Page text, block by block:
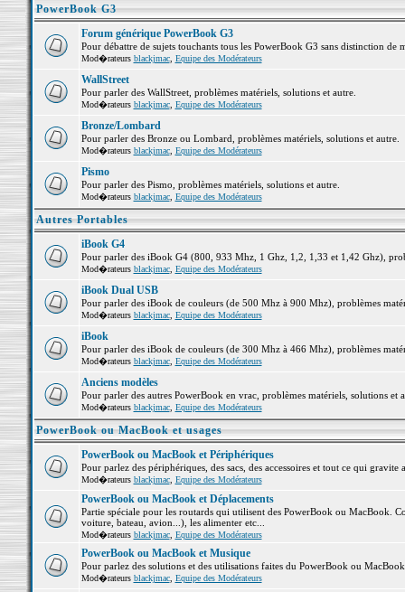
PowerBook G3
Forum générique PowerBook G3
Pour débattre de sujets touchants tous les PowerBook G3 sans distinction de
Mod�rateurs blackjmac, Equipe des Modérateurs
WallStreet
Pour parler des WallStreet, problèmes matériels, solutions et autre.
Mod�rateurs blackjmac, Equipe des Modérateurs
Bronze/Lombard
Pour parler des Bronze ou Lombard, problèmes matériels, solutions et autre.
Mod�rateurs blackjmac, Equipe des Modérateurs
Pismo
Pour parler des Pismo, problèmes matériels, solutions et autre.
Mod�rateurs blackjmac, Equipe des Modérateurs
Autres Portables
iBook G4
Pour parler des iBook G4 (800, 933 Mhz, 1 Ghz, 1,2, 1,33 et 1,42 Ghz),
Mod�rateurs blackjmac, Equipe des Modérateurs
iBook Dual USB
Pour parler des iBook de couleurs (de 500 Mhz à 900 Mhz), problèmes
Mod�rateurs blackjmac, Equipe des Modérateurs
iBook
Pour parler des iBook de couleurs (de 300 Mhz à 466 Mhz), problèmes
Mod�rateurs blackjmac, Equipe des Modérateurs
Anciens modèles
Pour parler des autres PowerBook en vrac, problèmes matériels, solutions et
Mod�rateurs blackjmac, Equipe des Modérateurs
PowerBook ou MacBook et usages
PowerBook ou MacBook et Périphériques
Pour parlez des périphériques, des sacs, des accessoires et tout ce qui
Mod�rateurs blackjmac, Equipe des Modérateurs
PowerBook ou MacBook et Déplacements
Partie spéciale pour les routards qui utilisent des PowerBook ou MacBook.
voiture, bateau, avion...), les alimenter etc...
Mod�rateurs blackjmac, Equipe des Modérateurs
PowerBook ou MacBook et Musique
Pour parlez des solutions et des utilisations faites du PowerBook ou
Mod�rateurs blackjmac, Equipe des Modérateurs